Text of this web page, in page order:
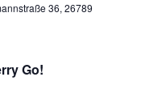
36, 26789
Go!